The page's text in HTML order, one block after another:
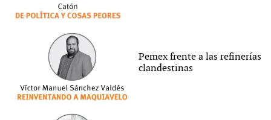
Pemex frente a las refinerías
clandestinas